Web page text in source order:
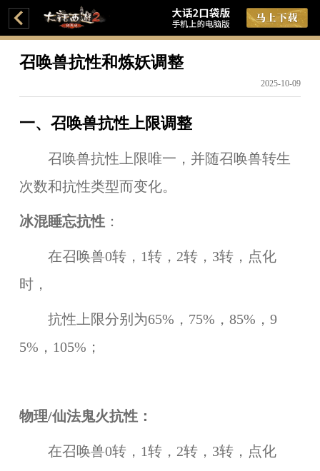
召唤兽抗性和炼妖调整
2025-10-09
一、召唤兽抗性上限调整
召唤兽抗性上限唯一，并随召唤兽转生
次数和抗性类型而变化。
冰混睡忘抗性：
在召唤兽0转，1转，2转，3转，点化
时，
抗性上限分别为65%，75%，85%，9
5%，105%；
物理/仙法鬼火抗性：
在召唤兽0转，1转，2转，3转，点化